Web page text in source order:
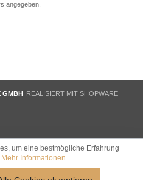
angegeben.
GMBH REALISIERT MIT SHOPWARE
um eine bestmögliche Erfahrung
Mehr Informationen ...